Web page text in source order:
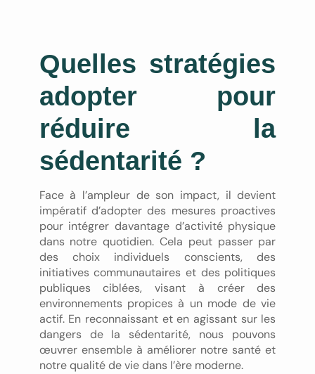
Quelles stratégies
adopter pour
réduire la
sédentarité ?
Face à l’ampleur de son impact, il devient
impératif d’adopter des mesures proactives
pour intégrer davantage d’activité physique
dans notre quotidien. Cela peut passer par
des choix individuels conscients, des
initiatives communautaires et des politiques
publiques ciblées, visant à créer des
environnements propices à un mode de vie
actif. En reconnaissant et en agissant sur les
dangers de la sédentarité, nous pouvons
œuvrer ensemble à améliorer notre santé et
notre qualité de vie dans l’ère moderne.